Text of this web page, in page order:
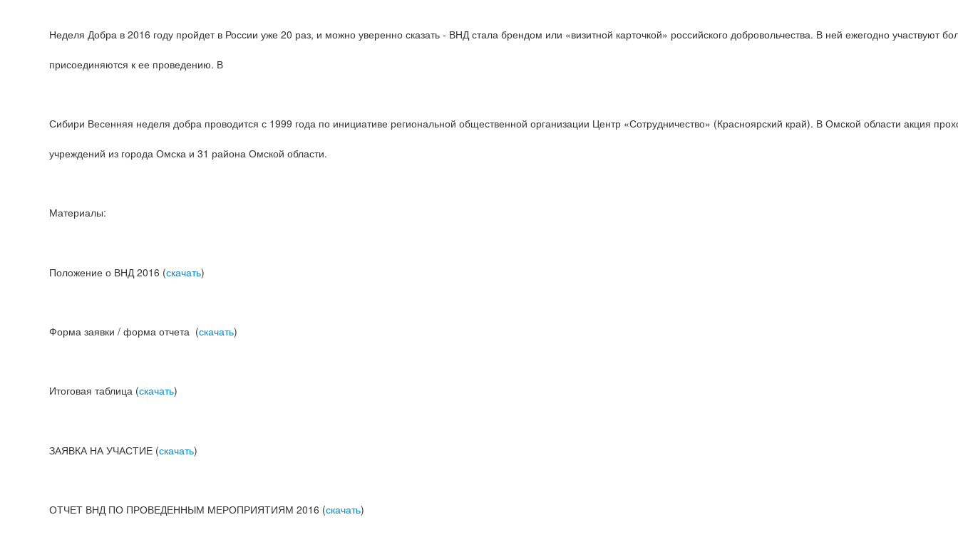
Неделя Добра в 2016 году пройдет в России уже 20 раз, и можно уверенно сказать - ВНД стала брендом или «визитной карточкой» российского добровольчества. В ней ежегодно участвуют
присоединяются к ее проведению. В
Сибири Весенняя неделя добра проводится с 1999 года по инициативе региональной общественной организации Центр «Сотрудничество» (Красноярский край). В Омской области акция
учреждений из города Омска и 31 района Омской области.
Материалы:
Положение о ВНД 2016 (скачать)
Форма заявки / форма отчета (скачать)
Итоговая таблица (скачать)
ЗАЯВКА НА УЧАСТИЕ (скачать)
ОТЧЕТ ВНД ПО ПРОВЕДЕННЫМ МЕРОПРИЯТИЯМ 2016 (скачать)